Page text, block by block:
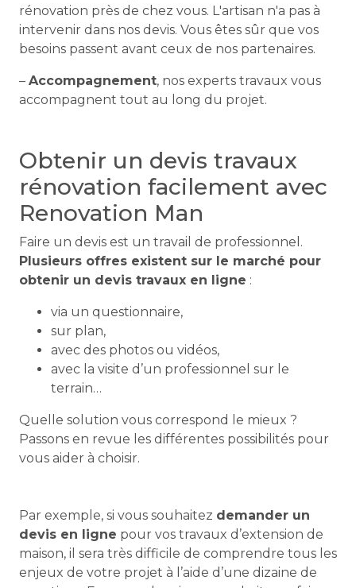
rénovation près de chez vous. L'artisan n'a pas à
intervenir dans nos devis. Vous êtes sûr que vos
besoins passent avant ceux de nos partenaires.
– Accompagnement, nos experts travaux vous
accompagnent tout au long du projet.
Obtenir un devis travaux
rénovation facilement avec
Renovation Man
Faire un devis est un travail de professionnel.
Plusieurs offres existent sur le marché pour
obtenir un devis travaux en ligne :
via un questionnaire,
sur plan,
avec des photos ou vidéos,
avec la visite d’un professionnel sur le
terrain…
Quelle solution vous correspond le mieux ?
Passons en revue les différentes possibilités pour
vous aider à choisir.
Par exemple, si vous souhaitez demander un
devis en ligne pour vos travaux d’extension de
maison, il sera très difficile de comprendre tous les
enjeux de votre projet à l’aide d’une dizaine de